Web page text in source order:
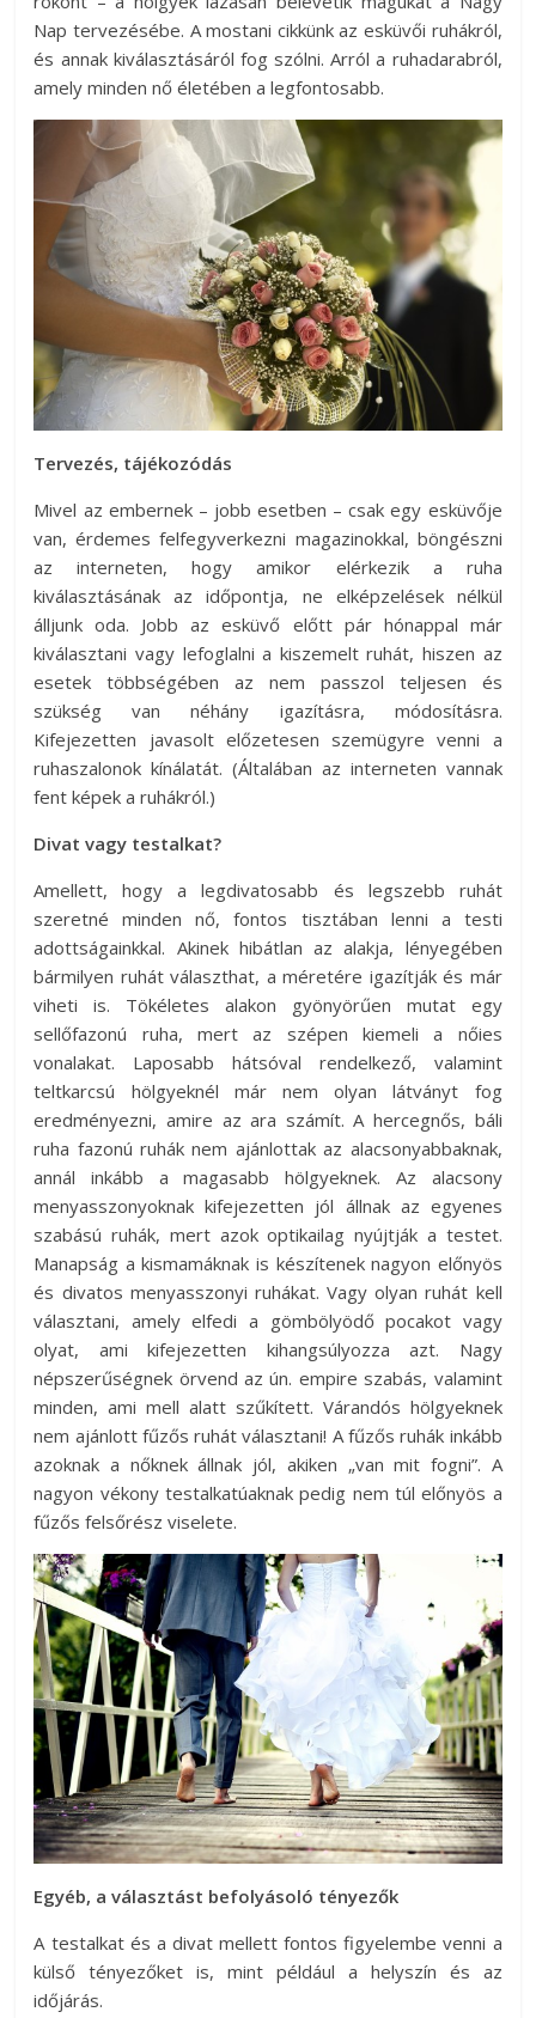
Nap tervezésébe. A mostani cikkünk az esküvői ruhákról,
és annak kiválasztásáról fog szólni. Arról a ruhadarabról,
amely minden nő életében a legfontosabb.
Tervezés, tájékozódás
Mivel az embernek – jobb esetben – csak egy esküvője
van, érdemes felfegyverkezni magazinokkal, böngészni
az interneten, hogy amikor elérkezik a ruha
kiválasztásának az időpontja, ne elképzelések nélkül
álljunk oda. Jobb az esküvő előtt pár hónappal már
kiválasztani vagy lefoglalni a kiszemelt ruhát, hiszen az
esetek többségében az nem passzol teljesen és
szükség van néhány igazításra, módosításra.
Kifejezetten javasolt előzetesen szemügyre venni a
ruhaszalonok kínálatát. (Általában az interneten vannak
fent képek a ruhákról.)
Divat vagy testalkat?
Amellett, hogy a legdivatosabb és legszebb ruhát
szeretné minden nő, fontos tisztában lenni a testi
adottságainkkal. Akinek hibátlan az alakja, lényegében
bármilyen ruhát választhat, a méretére igazítják és már
viheti is. Tökéletes alakon gyönyörűen mutat egy
sellőfazonú ruha, mert az szépen kiemeli a nőies
vonalakat. Laposabb hátsóval rendelkező, valamint
teltkarcsú hölgyeknél már nem olyan látványt fog
eredményezni, amire az ara számít. A hercegnős, báli
ruha fazonú ruhák nem ajánlottak az alacsonyabbaknak,
annál inkább a magasabb hölgyeknek. Az alacsony
menyasszonyoknak kifejezetten jól állnak az egyenes
szabású ruhák, mert azok optikailag nyújtják a testet.
Manapság a kismamáknak is készítenek nagyon előnyös
és divatos menyasszonyi ruhákat. Vagy olyan ruhát kell
választani, amely elfedi a gömbölyödő pocakot vagy
olyat, ami kifejezetten kihangsúlyozza azt. Nagy
népszerűségnek örvend az ún. empire szabás, valamint
minden, ami mell alatt szűkített. Várandós hölgyeknek
nem ajánlott fűzős ruhát választani! A fűzős ruhák inkább
azoknak a nőknek állnak jól, akiken „van mit fogni”. A
nagyon vékony testalkatúaknak pedig nem túl előnyös a
fűzős felsőrész viselete.
Egyéb, a választást befolyásoló tényezők
A testalkat és a divat mellett fontos figyelembe venni a
külső tényezőket is, mint például a helyszín és az
időjárás.